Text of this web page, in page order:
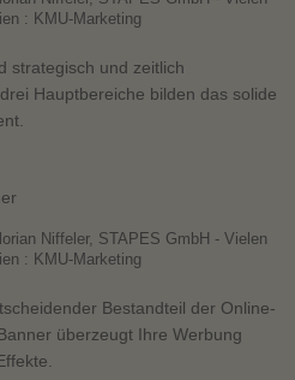
: KMU-Marketing
strategisch und zeitlich
Hauptbereiche bilden das solide
Niffeler, STAPES GmbH - Vielen
: KMU-Marketing
Bestandteil der Online-
überzeugt Ihre Werbung